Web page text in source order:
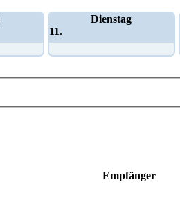
Dienstag
11.
Empfänger